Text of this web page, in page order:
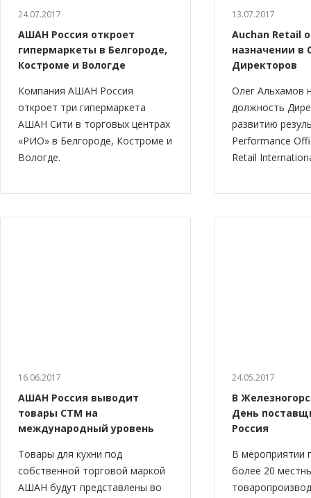
24.07.2017
АШАН Россия откроет
гипермаркеты в Белгороде,
Костроме и Вологде
Компания АШАН Россия
откроет три гипермаркета
АШАН Сити в торговых центрах
«РИО» в Белгороде, Костроме и
Вологде.
13.07.2017
Auchan Retail
назначении в
Директоров
Олег Альхамов
должность
развитию
Performance
Retail
16.06.2017
АШАН Россия выводит
товары СТМ на
международный уровень
Товары для кухни под
собственной торговой маркой
АШАН будут представлены во
24.05.2017
В
День
Россия
В мероприятии
более 20